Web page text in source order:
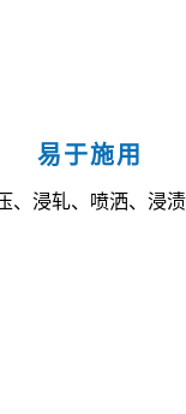
易于施用
、浸轧、喷洒、浸